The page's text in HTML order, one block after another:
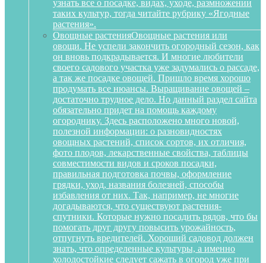
узнать все о посадке, видах, уходе, размножении
таких культур, тогда читайте рубрику «Ягодные
растения».
Овощные растенияОвощные растения или
овощи. Не успели закончить огородный сезон, как
он вновь подкрадывается. И многие любители
своего садового участка уже задумались о рассаде,
а так же посадке овощей. Пришло время хорошо
продумать все нюансы. Выращивание овощей –
достаточно трудное дело. Но данный раздел сайта
обязательно придет на помощь каждому
огороднику. Здесь расположено много новой,
полезной информации: о разновидностях
овощных растений, список сортов, их отличия,
фото плодов, лекарственные свойства, таблицы
совместимости видов и сроков посадки,
правильная подготовка почвы, оформление
грядки, уход, названия болезней, способы
избавления от них. Так, например, не многие
догадываются, что существуют растения-
спутники. Которые нужно посадить рядов, что бы
помогать друг другу повысить урожайность,
отпугнуть вредителей. Хороший садовод должен
знать, что определенные культуры, а именно
холодостойкие следует сажать в огород уже при